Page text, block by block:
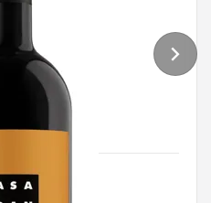
Group